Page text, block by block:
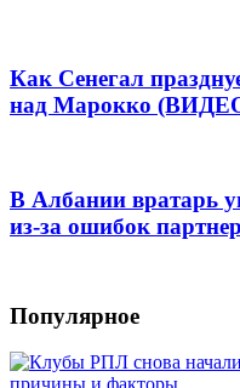
Как Сенегал
над Марокко
В Албании вратарь
из-за ошибок
Популярное